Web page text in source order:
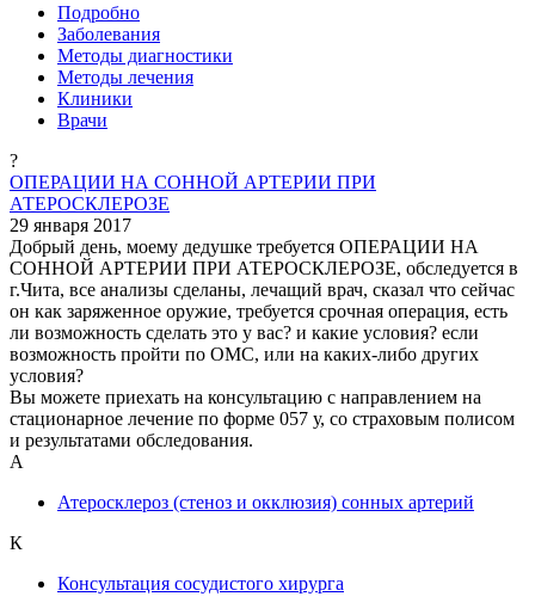
Подробно
Заболевания
Методы диагностики
Методы лечения
Клиники
Врачи
?
ОПЕРАЦИИ НА СОННОЙ АРТЕРИИ ПРИ
АТЕРОСКЛЕРОЗЕ
29 января 2017
Добрый день, моему дедушке требуется ОПЕРАЦИИ НА
СОННОЙ АРТЕРИИ ПРИ АТЕРОСКЛЕРОЗЕ, обследуется в
г.Чита, все анализы сделаны, лечащий врач, сказал что сейчас
он как заряженное оружие, требуется срочная операция, есть
ли возможность сделать это у вас? и какие условия? если
возможность пройти по ОМС, или на каких-либо других
условия?
Вы можете приехать на консультацию с направлением на
стационарное лечение по форме 057 у, со страховым полисом
и результатами обследования.
А
Атеросклероз (стеноз и окклюзия) сонных артерий
К
Консультация сосудистого хирурга